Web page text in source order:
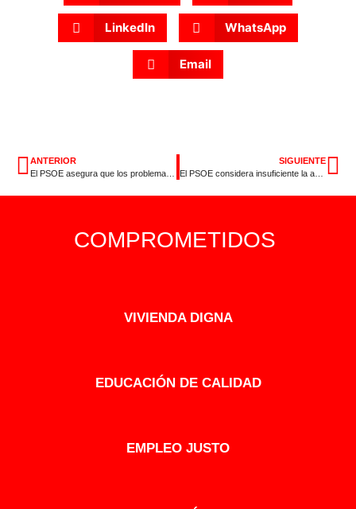
LinkedIn WhatsApp
Email
ANTERIOR
SIGUIENTE
COMPROMETIDOS
VIVIENDA DIGNA
EDUCACIÓN DE CALIDAD
EMPLEO JUSTO